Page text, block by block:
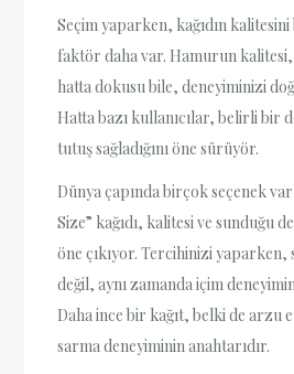
Seçim yaparken, kağıdın
faktör daha var. Hamurun
hatta dokusu bile, deneyiminizi
Hatta bazı kullanıcılar, belirli bir
tutuş sağladığını öne sürüyör.
Dünya çapında birçok seçenek
Size” kağıdı, kalitesi ve sunduğu
öne çıkıyor. Tercihinizi yaparken,
değil, aynı zamanda içim
Daha ince bir kağıt, belki de arzu
sarma deneyiminin anahtarıdır.